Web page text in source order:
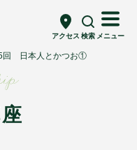
アクセス 検索 メニュー
回 日本人とかつお①